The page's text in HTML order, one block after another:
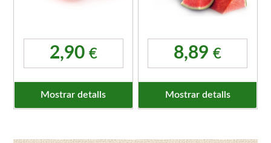
2,90 €
Mostrar detalls
8,89€
Mostrar detalls